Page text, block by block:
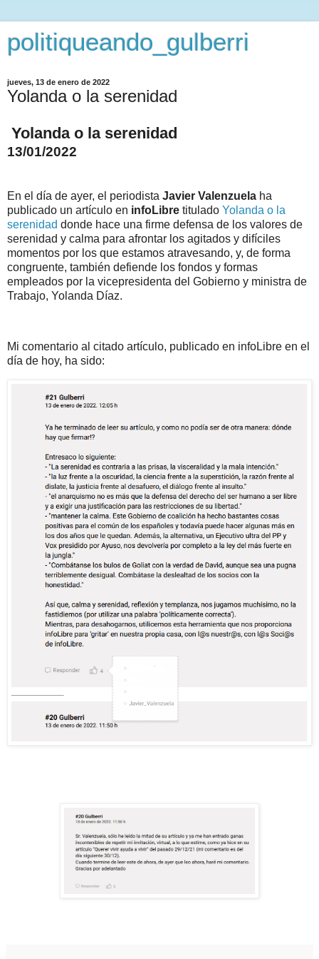
politiqueando_gulberri
jueves, 13 de enero de 2022
Yolanda o la serenidad
Yolanda o la serenidad
13/01/2022
En el día de ayer, el periodista Javier Valenzuela ha
publicado un artículo en infoLibre titulado Yolanda o la
serenidad donde hace una firme defensa de los valores de
serenidad y calma para afrontar los agitados y difíciles
momentos por los que estamos atravesando, y, de forma
congruente, también defiende los fondos y formas
empleados por la vicepresidenta del Gobierno y ministra de
Trabajo, Yolanda Díaz.
Mi comentario al citado artículo, publicado en infoLibre en el
día de hoy, ha sido: